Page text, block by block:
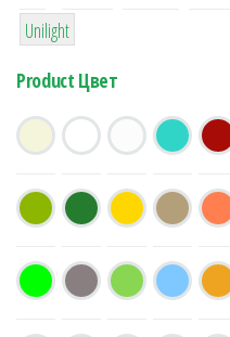
1
Unilight
Product Цвет